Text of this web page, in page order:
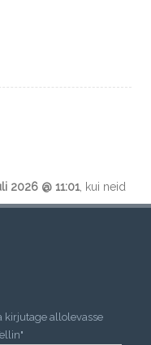
2026 @ 11:01 , kui neid
kirjutage allolevasse